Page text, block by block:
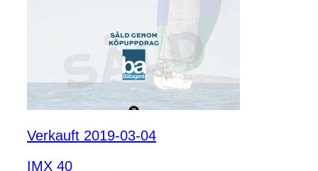
Verkauft 2019-03-04
IMX 40